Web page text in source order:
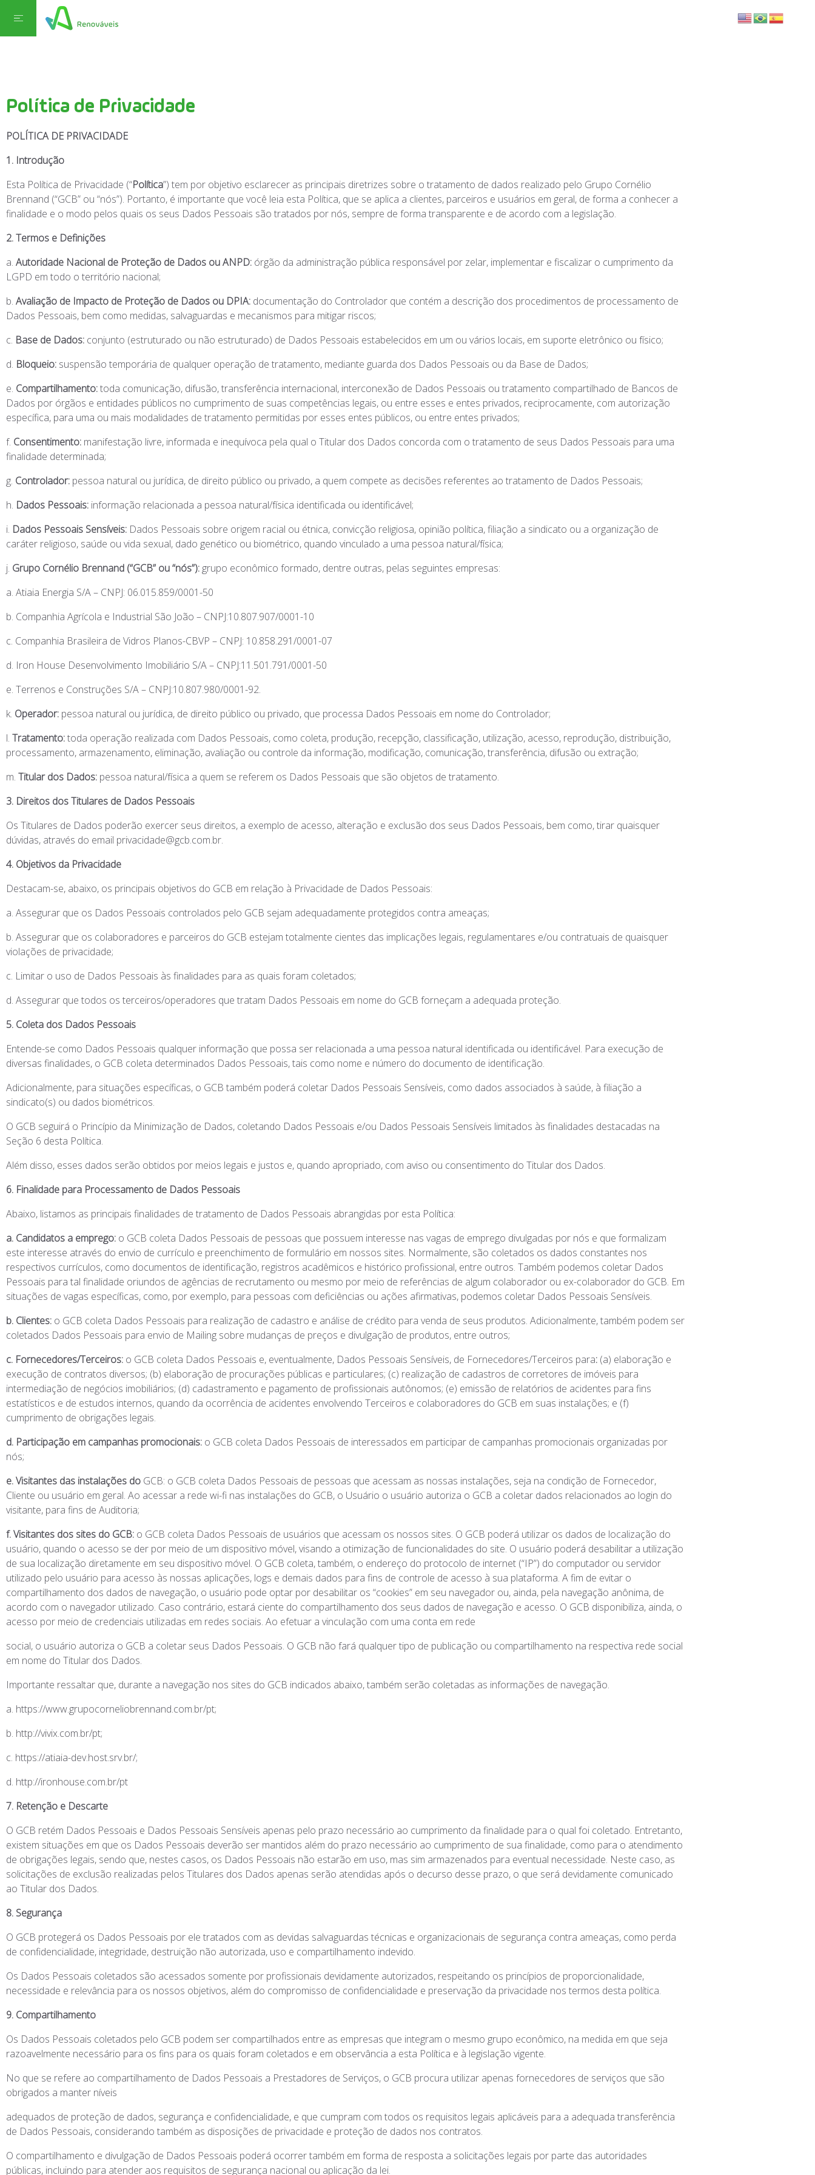
Política de Privacidade
POLÍTICA DE PRIVACIDADE
1. Introdução
Esta Política de Privacidade (“Política”) tem por objetivo esclarecer as principais diretrizes sobre o tratamento de dados realizado pelo Grupo Cornélio
Brennand (“GCB” ou “nós”). Portanto, é importante que você leia esta Política, que se aplica a clientes, parceiros e usuários em geral, de forma a conhecer a
finalidade e o modo pelos quais os seus Dados Pessoais são tratados por nós, sempre de forma transparente e de acordo com a legislação.
2. Termos e Definições
a. Autoridade Nacional de Proteção de Dados ou ANPD: órgão da administração pública responsável por zelar, implementar e fiscalizar o cumprimento da
LGPD em todo o território nacional;
b. Avaliação de Impacto de Proteção de Dados ou DPIA: documentação do Controlador que contém a descrição dos procedimentos de processamento de
Dados Pessoais, bem como medidas, salvaguardas e mecanismos para mitigar riscos;
c. Base de Dados: conjunto (estruturado ou não estruturado) de Dados Pessoais estabelecidos em um ou vários locais, em suporte eletrônico ou físico;
d. Bloqueio: suspensão temporária de qualquer operação de tratamento, mediante guarda dos Dados Pessoais ou da Base de Dados;
e. Compartilhamento:toda comunicação, difusão, transferência internacional, interconexão de Dados Pessoais ou tratamento compartilhado de Bancos de
Dados por órgãos e entidades públicos no cumprimento de suas competências legais, ou entre esses e entes privados, reciprocamente, com autorização
específica, para uma ou mais modalidades de tratamento permitidas por esses entes públicos, ou entre entes privados;
f. Consentimento: manifestação livre, informada e inequívoca pela qual o Titular dos Dados concorda com o tratamento de seus Dados Pessoais para uma
finalidade determinada;
g. Controlador: pessoa natural ou jurídica, de direito público ou privado, a quem compete as decisões referentes ao tratamento de Dados Pessoais;
h. Dados Pessoais: informação relacionada a pessoa natural/física identificada ou identificável;
i. Dados Pessoais Sensíveis: Dados Pessoais sobre origem racial ou étnica, convicção religiosa, opinião política, filiação a sindicato ou a organização de
caráter religioso, saúde ou vida sexual, dado genético ou biométrico, quando vinculado a uma pessoa natural/física;
j. Grupo Cornélio Brennand (“GCB” ou “nós”): grupo econômico formado, dentre outras, pelas seguintes empresas:
a. Atiaia Energia S/A – CNPJ: 06.015.859/0001-50
b. Companhia Agrícola e Industrial São João – CNPJ:10.807.907/0001-10
c. Companhia Brasileira de Vidros Planos-CBVP – CNPJ: 10.858.291/0001-07
d. Iron House Desenvolvimento Imobiliário S/A – CNPJ:11.501.791/0001-50
e. Terrenos e Construções S/A – CNPJ:10.807.980/0001-92.
k. Operador: pessoa natural ou jurídica, de direito público ou privado, que processa Dados Pessoais em nome do Controlador;
l. Tratamento:toda operação realizada com Dados Pessoais, como coleta, produção, recepção, classificação, utilização, acesso, reprodução, distribuição,
processamento, armazenamento, eliminação, avaliação ou controle da informação, modificação, comunicação, transferência, difusão ou extração;
m. Titular dos Dados: pessoa natural/física a quem se referem os Dados Pessoais que são objetos de tratamento.
3. Direitos dos Titulares de Dados Pessoais
Os Titulares de Dados poderão exercer seus direitos, a exemplo de acesso, alteração e exclusão dos seus Dados Pessoais, bem como, tirar quaisquer
dúvidas, através do email privacidade@gcb.com.br.
4. Objetivos da Privacidade
Destacam-se, abaixo, os principais objetivos do GCB em relação à Privacidade de Dados Pessoais:
a. Assegurar que os Dados Pessoais controlados pelo GCB sejam adequadamente protegidos contra ameaças;
b. Assegurar que os colaboradores e parceiros do GCB estejam totalmente cientes das implicações legais, regulamentares e/ou contratuais de quaisquer
violações de privacidade;
c. Limitar o uso de Dados Pessoais às finalidades para as quais foram coletados;
d. Assegurar que todos os terceiros/operadores que tratam Dados Pessoais em nome do GCB forneçam a adequada proteção.
5. Coleta dos Dados Pessoais
Entende-se como Dados Pessoais qualquer informação que possa ser relacionada a uma pessoa natural identificada ou identificável. Para execução de
diversas finalidades, o GCB coleta determinados Dados Pessoais, tais como nome e número do documento de identificação.
Adicionalmente, para situações específicas, o GCB também poderá coletar Dados Pessoais Sensíveis, como dados associados à saúde, à filiação a
sindicato(s) ou dados biométricos.
O GCB seguirá o Princípio da Minimização de Dados, coletando Dados Pessoais e/ou Dados Pessoais Sensíveis limitados às finalidades destacadas na
Seção 6 desta Política.
Além disso, esses dados serão obtidos por meios legais e justos e, quando apropriado, com aviso ou consentimento do Titular dos Dados.
6. Finalidade para Processamento de Dados Pessoais
Abaixo, listamos as principais finalidades de tratamento de Dados Pessoais abrangidas por esta Política:
a. Candidatos a emprego: o GCB coleta Dados Pessoais de pessoas que possuem interesse nas vagas de emprego divulgadas por nós e que formalizam
este interesse através do envio de currículo e preenchimento de formulário em nossos sites. Normalmente, são coletados os dados constantes nos
respectivos currículos, como documentos de identificação, registros acadêmicos e histórico profissional, entre outros. Também podemos coletar Dados
Pessoais para tal finalidade oriundos de agências de recrutamento ou mesmo por meio de referências de algum colaborador ou ex-colaborador do GCB. Em
situações de vagas específicas, como, por exemplo, para pessoas com deficiências ou ações afirmativas, podemos coletar Dados Pessoais Sensíveis.
b. Clientes: o GCB coleta Dados Pessoais para realização de cadastro e análise de crédito para venda de seus produtos. Adicionalmente, também podem ser
coletados Dados Pessoais para envio de Mailing sobre mudanças de preços e divulgação de produtos, entre outros;
c. Fornecedores/Terceiros: o GCB coleta Dados Pessoais e, eventualmente, Dados Pessoais Sensíveis, de Fornecedores/Terceiros para: (a) elaboração e
execução de contratos diversos; (b) elaboração de procurações públicas e particulares; (c) realização de cadastros de corretores de imóveis para
intermediação de negócios imobiliários; (d) cadastramento e pagamento de profissionais autônomos; (e) emissão de relatórios de acidentes para fins
estatísticos e de estudos internos, quando da ocorrência de acidentes envolvendo Terceiros e colaboradores do GCB em suas instalações; e (f)
cumprimento de obrigações legais.
d. Participação em campanhas promocionais: o GCB coleta Dados Pessoais de interessados em participar de campanhas promocionais organizadas por
nós;
e. Visitantes das instalações do GCB: o GCB coleta Dados Pessoais de pessoas que acessam as nossas instalações, seja na condição de Fornecedor,
Cliente ou usuário em geral. Ao acessar a rede wi-fi nas instalações do GCB, o Usuário o usuário autoriza o GCB a coletar dados relacionados ao login do
visitante, para fins de Auditoria;
f. Visitantes dos sites do GCB: o GCB coleta Dados Pessoais de usuários que acessam os nossos sites. O GCB poderá utilizar os dados de localização do
usuário, quando o acesso se der por meio de um dispositivo móvel, visando a otimização de funcionalidades do site. O usuário poderá desabilitar a utilização
de sua localização diretamente em seu dispositivo móvel. O GCB coleta, também, o endereço do protocolo de internet (“IP”) do computador ou servidor
utilizado pelo usuário para acesso às nossas aplicações, logs e demais dados para fins de controle de acesso à sua plataforma. A fim de evitar o
compartilhamento dos dados de navegação, o usuário pode optar por desabilitar os “cookies” em seu navegador ou, ainda, pela navegação anônima, de
acordo com o navegador utilizado. Caso contrário, estará ciente do compartilhamento dos seus dados de navegação e acesso. O GCB disponibiliza, ainda, o
acesso por meio de credenciais utilizadas em redes sociais. Ao efetuar a vinculação com uma conta em rede
social, o usuário autoriza o GCB a coletar seus Dados Pessoais. O GCB não fará qualquer tipo de publicação ou compartilhamento na respectiva rede social
em nome do Titular dos Dados.
Importante ressaltar que, durante a navegação nos sites do GCB indicados abaixo, também serão coletadas as informações de navegação.
a. https://www.grupocorneliobrennand.com.br/pt;
b. http://vivix.com.br/pt;
c. https://atiaia-dev.host.srv.br/;
d. http://ironhouse.com.br/pt
7. Retenção e Descarte
O GCB retém Dados Pessoais e Dados Pessoais Sensíveis apenas pelo prazo necessário ao cumprimento da finalidade para o qual foi coletado. Entretanto,
existem situações em que os Dados Pessoais deverão ser mantidos além do prazo necessário ao cumprimento de sua finalidade, como para o atendimento
de obrigações legais, sendo que, nestes casos, os Dados Pessoais não estarão em uso, mas sim armazenados para eventual necessidade. Neste caso, as
solicitações de exclusão realizadas pelos Titulares dos Dados apenas serão atendidas após o decurso desse prazo, o que será devidamente comunicado
ao Titular dos Dados.
8. Segurança
O GCB protegerá os Dados Pessoais por ele tratados com as devidas salvaguardas técnicas e organizacionais de segurança contra ameaças, como perda
de confidencialidade, integridade, destruição não autorizada, uso e compartilhamento indevido.
Os Dados Pessoais coletados são acessados somente por profissionais devidamente autorizados, respeitando os princípios de proporcionalidade,
necessidade e relevância para os nossos objetivos, além do compromisso de confidencialidade e preservação da privacidade nos termos desta política.
9. Compartilhamento
Os Dados Pessoais coletados pelo GCB podem ser compartilhados entre as empresas que integram o mesmo grupo econômico, na medida em que seja
razoavelmente necessário para os fins para os quais foram coletados e em observância a esta Política e à legislação vigente.
No que se refere ao compartilhamento de Dados Pessoais a Prestadores de Serviços, o GCB procura utilizar apenas fornecedores de serviços que são
obrigados a manter níveis
adequados de proteção de dados, segurança e confidencialidade, e que cumpram com todos os requisitos legais aplicáveis para a adequada transferência
de Dados Pessoais, considerando também as disposições de privacidade e proteção de dados nos contratos.
O compartilhamento e divulgação de Dados Pessoais poderá ocorrer também em forma de resposta a solicitações legais por parte das autoridades
públicas, incluindo para atender aos requisitos de segurança nacional ou aplicação da lei.